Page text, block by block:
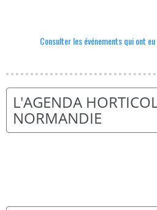
Consulter les événements qui ont
L'AGENDA
NORMANDIE